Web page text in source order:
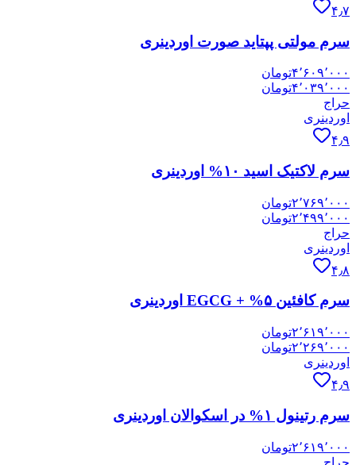
۴٫۷
سرم مولتی پپتاید صورت اوردینری
۴٬۶۰۹٬۰۰۰تومان
۴٬۰۳۹٬۰۰۰تومان
حراج
اوردینری
۴٫۹
سرم لاکتیک اسید ۱۰% اوردینری
۲٬۷۶۹٬۰۰۰تومان
۲٬۴۹۹٬۰۰۰تومان
حراج
اوردینری
۴٫۸
سرم کافئین ۵% + EGCG اوردینری
۲٬۶۱۹٬۰۰۰تومان
۲٬۲۶۹٬۰۰۰تومان
اوردینری
۴٫۹
سرم رتینول ۱% در اسکوالان اوردینری
۲٬۶۱۹٬۰۰۰تومان
حراج